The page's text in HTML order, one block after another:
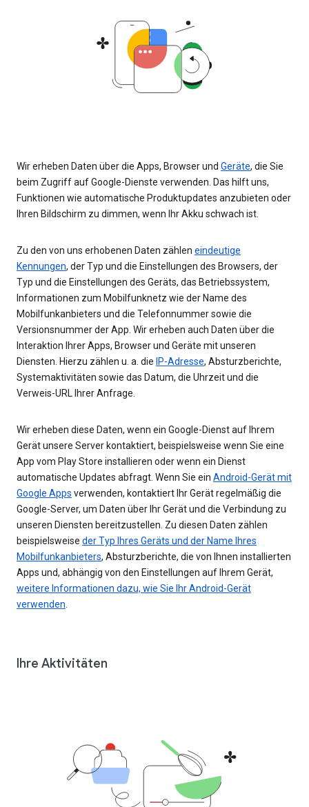
Wir erheben Daten über die Apps, Browser und Geräte, die Sie
beim Zugriff auf Google-Dienste verwenden. Das hilft uns,
Funktionen wie automatische Produktupdates anzubieten oder
Ihren Bildschirm zu dimmen, wenn Ihr Akku schwach ist.
Zu den von uns erhobenen Daten zählen eindeutige
Kennungen, der Typ und die Einstellungen des Browsers, der
Typ und die Einstellungen des Geräts, das Betriebssystem,
Informationen zum Mobilfunknetz wie der Name des
Mobilfunkanbieters und die Telefonnummer sowie die
Versionsnummer der App. Wir erheben auch Daten über die
Interaktion Ihrer Apps, Browser und Geräte mit unseren
Diensten. Hierzu zählen u. a. die IP-Adresse, Absturzberichte,
Systemaktivitäten sowie das Datum, die Uhrzeit und die
Verweis-URL Ihrer Anfrage.
Wir erheben diese Daten, wenn ein Google-Dienst auf Ihrem
Gerät unsere Server kontaktiert, beispielsweise wenn Sie eine
App vom Play Store installieren oder wenn ein Dienst
automatische Updates abfragt. Wenn Sie ein Android-Gerät mit
Google Apps verwenden, kontaktiert Ihr Gerät regelmäßig die
Google-Server, um Daten über Ihr Gerät und die Verbindung zu
unseren Diensten bereitzustellen. Zu diesen Daten zählen
beispielsweise der Typ Ihres Geräts und der Name Ihres
Mobilfunkanbieters, Absturzberichte, die von Ihnen installierten
Apps und, abhängig von den Einstellungen auf Ihrem Gerät,
weitere Informationen dazu, wie Sie Ihr Android-Gerät
verwenden.
Ihre Aktivitäten